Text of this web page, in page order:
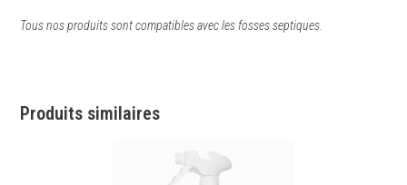
Tous nos produits sont compatibles avec les fosses septiques.
Produits similaires